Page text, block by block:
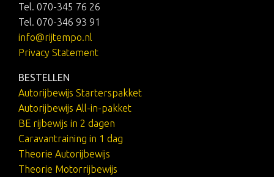
Tel. 070-345 76 26
Tel. 070-346 93 91
info@rijtempo.nl
Privacy Statement
BESTELLEN
Autorijbewijs Starterspakket
Autorijbewijs All-in-pakket
BE rijbewijs in 2 dagen
Caravantraining in 1 dag
Theorie Autorijbewijs
Theorie Motorrijbewijs